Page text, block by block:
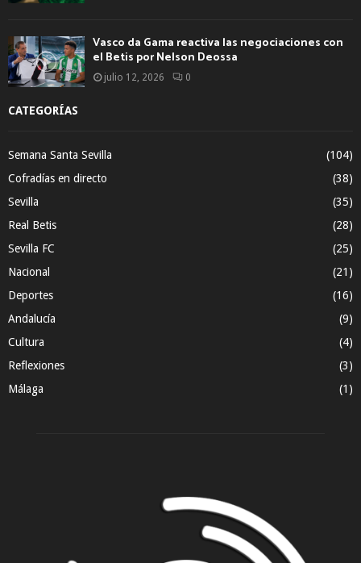
Vasco da Gama reactiva las negociaciones con
el Betis por Nelson Deossa
julio 12, 2026 0
CATEGORÍAS
Semana Santa Sevilla
(104)
Cofradías en directo
(38)
Sevilla
(35)
Real Betis
(28)
Sevilla FC
(25)
Nacional
(21)
Deportes
(16)
Andalucía
(9)
Cultura
(4)
Reflexiones
(3)
Málaga
(1)